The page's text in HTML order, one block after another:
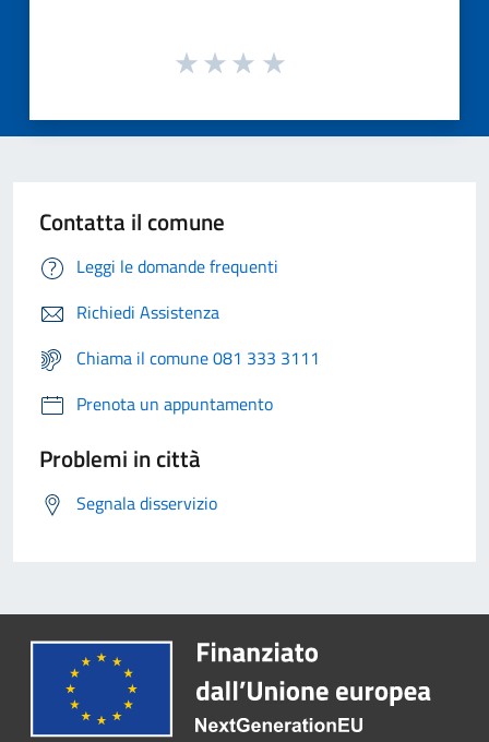
Contatta il comune
Leggi le domande frequenti
Richiedi Assistenza
Chiama il comune 081 333 3111
Prenota un appuntamento
Problemi in città
Segnala disservizio